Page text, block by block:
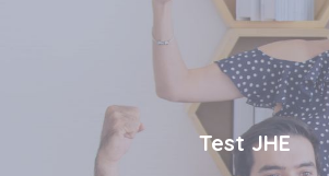
Test JHE